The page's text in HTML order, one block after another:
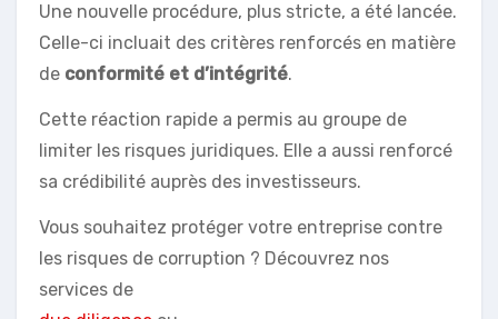
Une nouvelle procédure, plus stricte, a été lancée.
Celle-ci incluait des critères renforcés en matière
de conformité et d’intégrité.
Cette réaction rapide a permis au groupe de
limiter les risques juridiques. Elle a aussi renforcé
sa crédibilité auprès des investisseurs.
Vous souhaitez protéger votre entreprise contre
les risques de corruption ? Découvrez nos
services de